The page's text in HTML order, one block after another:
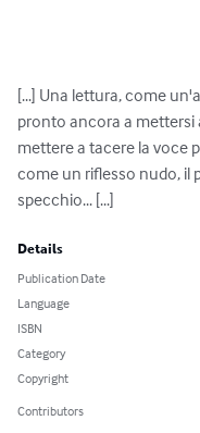
[...] Una lettura, come
pronto ancora a mettersi
mettere a tacere la voce
come un riflesso nudo, il
specchio... [...]
Details
Publication Date
Language
ISBN
Category
Copyright
Contributors